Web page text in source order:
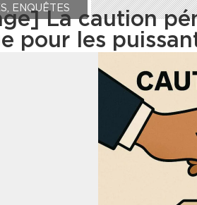
ENQUÊTES
La caution
pour les